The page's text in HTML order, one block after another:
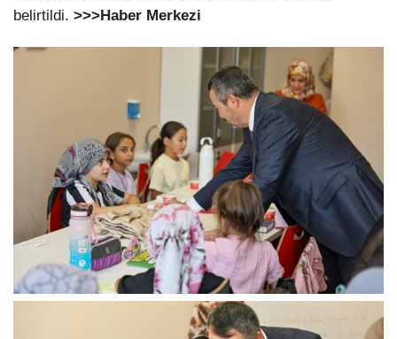
belirtildi. >>>Haber Merkezi